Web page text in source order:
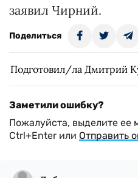
заявил Чирний.
Поделиться
Подготовил/ла Дмитрий
Заметили ошибку?
Пожалуйста, выделите
Ctrl+Enter или Отправить